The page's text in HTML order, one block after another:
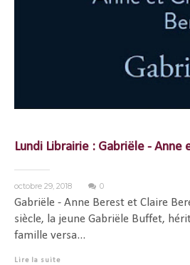
Lundi Librairie : Gabriële - Anne
octobre 29, 2018 0
Gabriële - Anne Berest et Claire
siècle, la jeune Gabriële Buffet,
famille versa...
Lire la suite